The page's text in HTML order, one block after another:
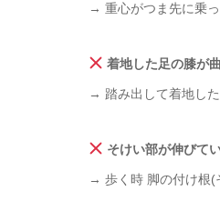
→ 重心がつま先に乗
着地した足の膝が
→ 踏み出して着地し
そけい部が伸びて
→ 歩く時 脚の付け根(